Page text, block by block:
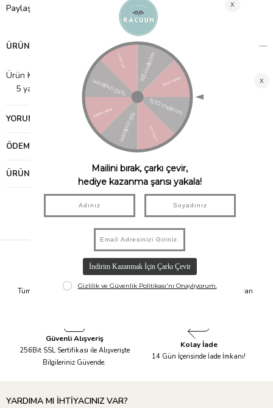
Paylaş
ÜRÜN ÖZELLIKLERI
Ürün Kutu Ölçüleri: 13,5x21x3,5
5 yaş ve üzeri çocuklar için uygundur.
YORUMLAR
ÖDEME SEÇENEKLERI
ÜRÜN ÖNERILERI
Hızlı Kargo
Tüm Siparişleriniz Aynı Gün 14.00'a
Tüm Ürünlerde 6 Aya Kadar Varan
Güvenli Alışveriş
256Bit SSL Sertifikası ile Alışverişte
Bilgileriniz Güvende.
Kolay İade
14 Gün İçerisinde İade İmkanı!
YARDIMA MI İHTİYACINIZ VAR?